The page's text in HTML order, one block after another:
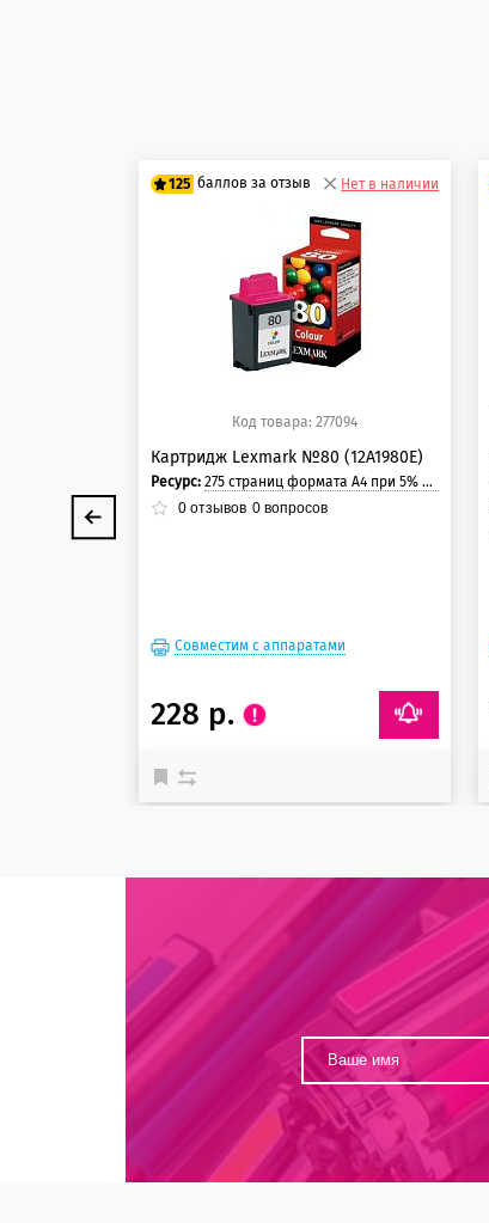
125 баллов за отзыв
125 баллов
Нет в наличии
Код товара: 277094
Картридж Lexmark №80 (12A1980E)
Ресурс:275 страниц формата А4 при 5% заполнении страницы.
0 отзывов 0 вопросов
Совместим с аппаратами
228 р.